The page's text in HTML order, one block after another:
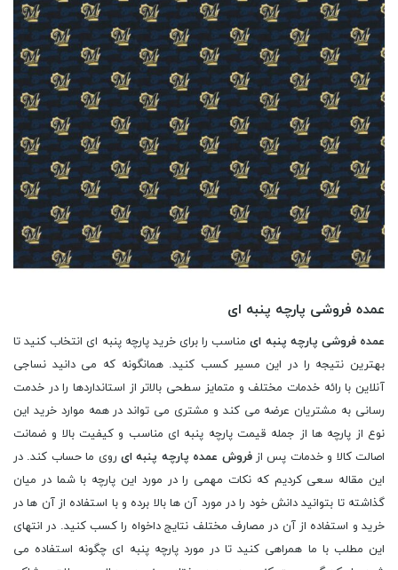
عمده فروشی پارچه پنبه ای
عمده فروشی پارچه پنبه ایمناسب را برای خرید پارچه پنبه ای انتخاب کنید تا
بهترین نتیجه را در این مسیر کسب کنید. همانگونه که می دانید نساجی
آنلاین با رائه خدمات مختلف و متمایز سطحی بالاتر از استانداردها را در خدمت
رسانی به مشتریان عرضه می کند و مشتری می تواند در همه موارد خرید این
نوع از پارچه ها از جمله قیمت پارچه پنبه ای مناسب و کیفیت بالا و ضمانت
اصالت کالا و خدمات پس از فروش عمده پارچه پنبه ای روی ما حساب کند. در
این مقاله سعی کردیم که نکات مهمی را در مورد این پارچه با شما در میان
گذاشته تا بتوانید دانش خود را در مورد آن ها بالا برده و با استفاده از آن ها در
خرید و استفاده از آن در مصارف مختلف نتایج داخواه را کسب کنید. در انتهای
این مطلب با ما همراهی کنید تا در مورد پارچه پنبه ای چگونه استفاده می